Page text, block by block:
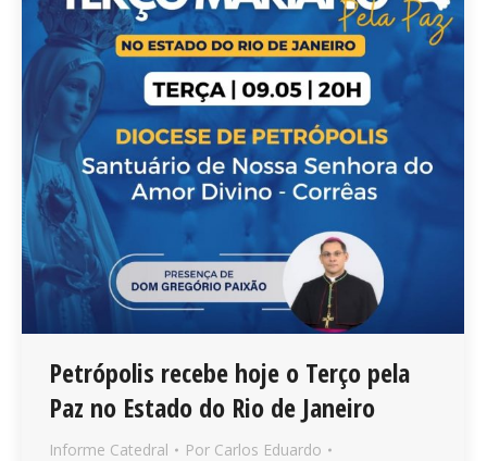
Petrópolis recebe hoje o Terço pela
Paz no Estado do Rio de Janeiro
Informe Catedral Por Carlos Eduardo